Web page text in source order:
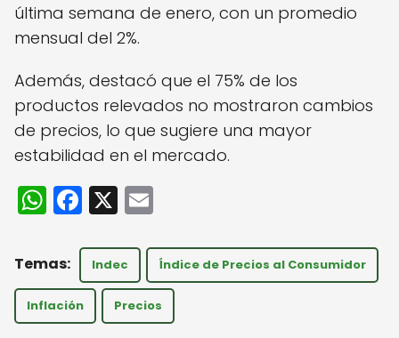
última semana de enero, con un promedio
mensual del 2%.
Además, destacó que el 75% de los
productos relevados no mostraron cambios
de precios, lo que sugiere una mayor
estabilidad en el mercado.
W
h
a
ts
A
F
a
c
e
b
X
ai
l
Indec Índice de Precios al Consumidor
Inflación Precios